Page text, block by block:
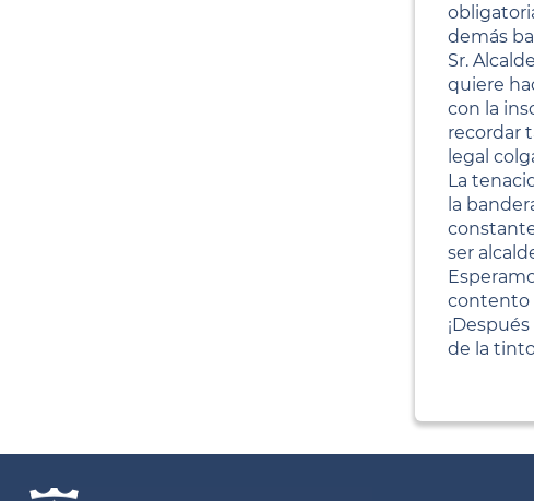
demás
Sr.
quiere
con la
recordar
legal
La
la
ser
contento
de la